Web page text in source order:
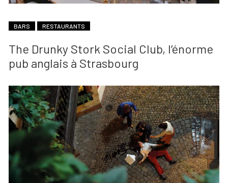
BARS RESTAURANTS
The Drunky Stork Social Club, l’énorme
pub anglais à Strasbourg